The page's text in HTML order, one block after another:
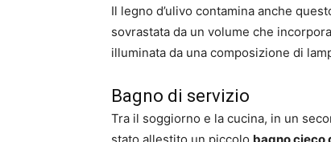
Il legno d’ulivo contamina anche
sovrastata da un volume che
illuminata da una composizione di
Bagno di servizio
Tra il soggiorno e la cucina, in un